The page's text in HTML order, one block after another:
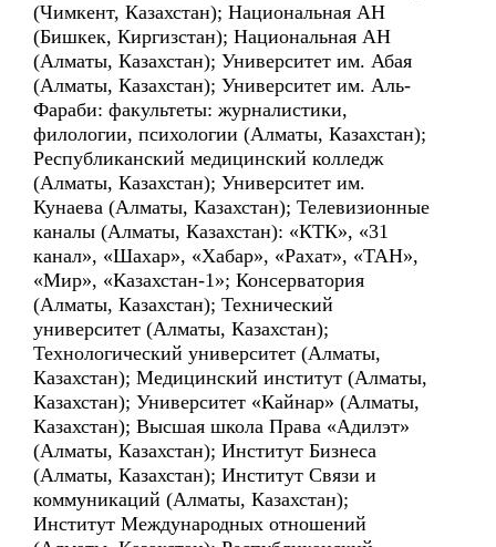
(Чимкент, Казахстан); Национальная АН
(Бишкек, Киргизстан); Национальная АН
(Алматы, Казахстан); Университет им. Абая
(Алматы, Казахстан); Университет им. Аль-
Фараби: факультеты: журналистики,
филологии, психологии (Алматы, Казахстан);
Республиканский медицинский колледж
(Алматы, Казахстан); Университет им.
Кунаева (Алматы, Казахстан); Телевизионные
каналы (Алматы, Казахстан): «КТК», «31
канал», «Шахар», «Хабар», «Рахат», «ТАН»,
«Мир», «Казахстан-1»; Консерватория
(Алматы, Казахстан); Технический
университет (Алматы, Казахстан);
Технологический университет (Алматы,
Казахстан); Медицинский институт (Алматы,
Казахстан); Университет «Кайнар» (Алматы,
Казахстан); Высшая школа Права «Адилэт»
(Алматы, Казахстан); Институт Бизнеса
(Алматы, Казахстан); Институт Связи и
коммуникаций (Алматы, Казахстан);
Институт Международных отношений